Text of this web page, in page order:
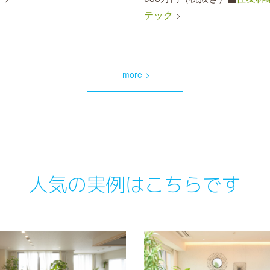
テック
more
人気の実例はこちらです